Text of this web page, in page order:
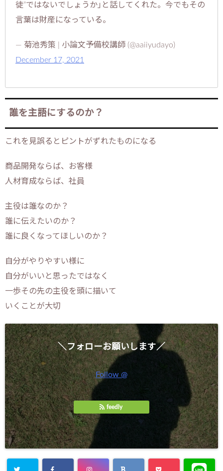
徒”ではないでしょうか｣と話してくれた。今でもその
言葉は財産になっている。
— 菊池秀策 | 小論文予備校講師 (@aaiiyudayo)
December 17, 2021
誰を主語にするのか？
これを見誤るとピントがずれたものになる
商品開発ならば、お客様
人材育成ならば、社員
主役は誰なのか？
誰に伝えたいのか？
誰に良くなってほしいのか？
自分がやりやすい様に
自分がいいと思ったではなく
一歩その先の主役を頭に描いて
いくことが大切
＼フォローお願いします／
Follow @
feedly